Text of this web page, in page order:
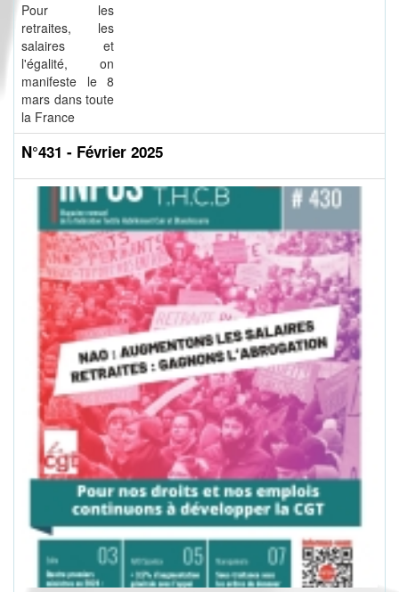
Pour les
retraites, les
salaires et
l'égalité, on
manifeste le 8
mars dans toute
la France
N°431 - Février 2025